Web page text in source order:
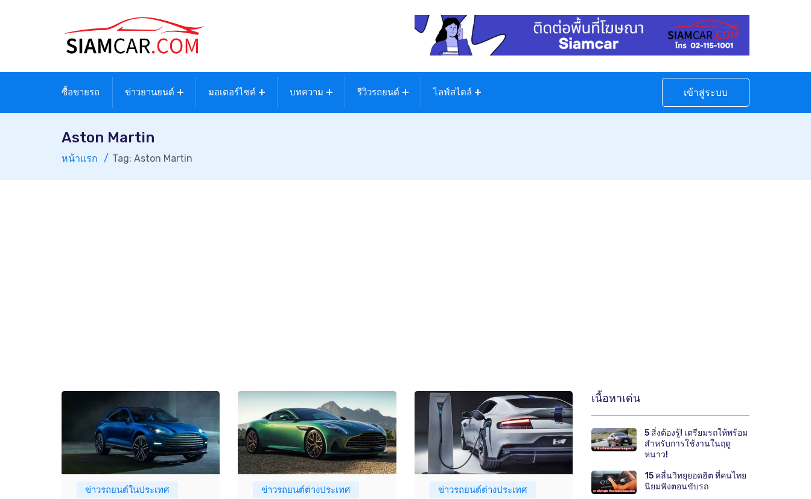
ซื้อขายรถ ข่าวยานยนต์ มอเตอร์ไซค์ บทความ รีวิวรถยนต์ ไลฟ์สไตล์ เข้าสู่ระบบ
Aston Martin
หน้าแรก Tag: Aston Martin
ข่าวรถยนต์ในประเทศ ข่าวรถยนต์ต่างประเทศ ข่าวรถยนต์ต่างประเทศ
เนื้อหาเด่น
5 สิ่งต้องรู้! เตรียมรถให้พร้อม
สำหรับการใช้งานในฤดู
หนาว!
15 คลื่นวิทยุยอดฮิต ที่คนไทย
นิยมฟังตอนขับรถ